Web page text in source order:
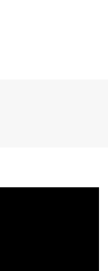
для паркета и